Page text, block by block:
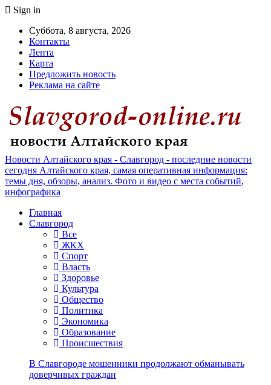
Sign in
Суббота, 8 августа, 2026
Контакты
Лента
Карта
Предложить новость
Реклама на сайте
Новости Алтайского края - Славгород - последние новости
сегодня Алтайского края, самая оперативная информация:
темы дня, обзоры, анализ. Фото и видео с места событий,
инфографика
Главная
Славгород
Все
ЖКХ
Спорт
Власть
Здоровье
Культура
Общество
Политика
Экономика
Образование
Происшествия
В Славгороде мошенники продолжают обманывать
доверчивых граждан